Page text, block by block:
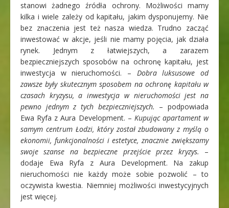
stanowi żadnego źródła ochrony. Możliwości mamy
kilka i wiele zależy od kapitału, jakim dysponujemy. Nie
bez znaczenia jest też nasza wiedza. Trudno zacząć
inwestować w akcje, jeśli nie mamy pojęcia, jak działa
rynek. Jednym z łatwiejszych, a zarazem
bezpieczniejszych sposobów na ochronę kapitału, jest
inwestycja w nieruchomości. – Dobra luksusowe od
zawsze były skutecznym sposobem na ochronę kapitału w
czasach kryzysu, a inwestycja w nieruchomości jest na
pewno jednym z tych bezpieczniejszych. – podpowiada
Ewa Ryfa z Aura Development. – Kupując apartament w
samym centrum Łodzi, który został zbudowany z myślą o
ekonomii, funkcjonalności i estetyce, znacznie zwiększamy
swoje szanse na bezpieczne przejście przez kryzys. –
dodaje Ewa Ryfa z Aura Development. Na zakup
nieruchomości nie każdy może sobie pozwolić – to
oczywista kwestia. Niemniej możliwości inwestycyjnych
jest więcej.